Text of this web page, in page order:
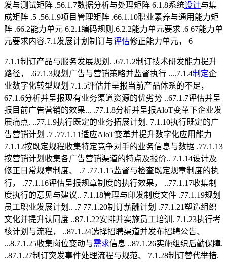
发与测试矩阵 .56.1.7数据分析与处理矩阵 6.1.8系统设计与集
成矩阵 .5 .56.1.9项目管理矩阵 .66.1.10职业素养与通用能力矩
阵 .66.2能力单元 6.2.1编码规则.6.2.2能力单元要求 .6 67能力单
元要求内容.7.1发展计划制订与评估修正能力单元， 6
7.1.1制订产品与服务发展规划. .67.1.2制订技术研发能力提升
路径， .67.1.3规划广告与营销策略并监督执行 ....7.1.4制定企
业数字化转型规划 7.1.5评估并呈报当前产品体系的不足，
67.1.6分析并呈报现有业务渠道资源的优劣势 ..67.1.7评估并呈
报目前广告营销的效果... .77.1.8分析并呈报AloT变革下企业发
展痛点. ..77.1.9执行既定的业务拓展计划. 7.1.10执行既定的广
告营销计划 .7 .77.1.11适应AloT变革并提升数字化应用能力
7.1.12按既定规程收集特定竞争对手的业务信息与数据 .77.1.13
按营销计划收集各广告营销渠道的特点及报价.. 7.1.14设计及
修正日常规章制度、 .7 .77.1.15监督与检查既定规章制度的执
行， .77.1.16评估呈报规章制度的执行效果， ..77.1.17收集制
度执行的意见与建议.. 7.1.18管理与印发制度文件 .77.1.19规划
员工职业发展计划.. .7 77.1.20制订薪酬计划 .77.1.21塑造组织
文化并提升认同度 ..87.1.22安排并实施员工培训. 7.1.23执行考
核计划与流程， ..87.1.24选择招聘渠道并发布招聘公告、
...8.7.1.25收集岗位变动与需求信息 ..87.1.26实施组织后勤保障.
..87.1.27制订突发事件处理流程与规范、 7.1.28制订替代举措.